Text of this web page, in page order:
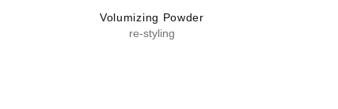
Volumizing Powder
re-styling